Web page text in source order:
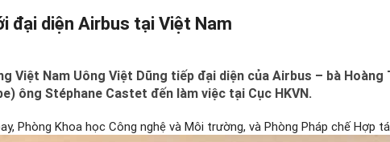
đại diện Airbus tại Việt Nam
Việt Nam Uông Việt Dũng tiếp đại diện của Airbus – bà
ông Stéphane Castet đến làm việc tại Cục HKVN.
Phòng Khoa học Công nghệ và Môi trường, và Phòng Pháp chế Hợp